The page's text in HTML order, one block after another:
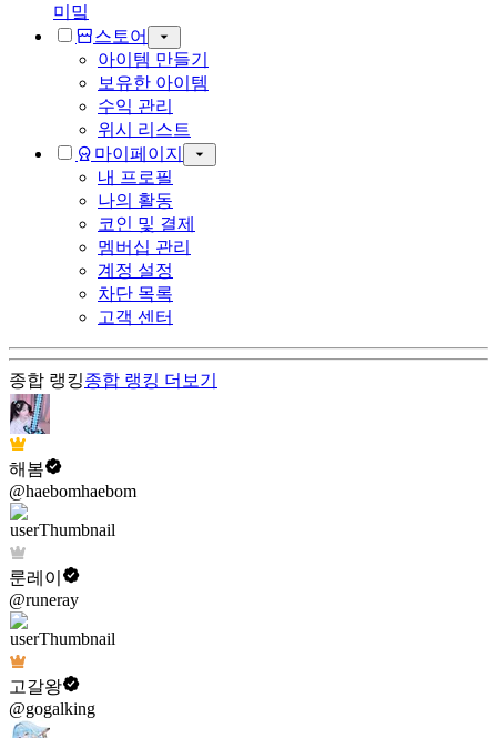
미밐
스토어
아이템 만들기
보유한 아이템
수익 관리
위시 리스트
마이페이지
내 프로필
나의 활동
코인 및 결제
멤버십 관리
계정 설정
차단 목록
고객 센터
종합 랭킹종합 랭킹 더보기
해봄
@haebomhaebom
룬레이
@runeray
고갈왕
@gogalking